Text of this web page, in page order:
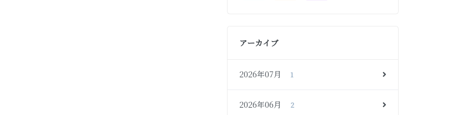
アーカイブ
2026年07月 1
2026年06月 2